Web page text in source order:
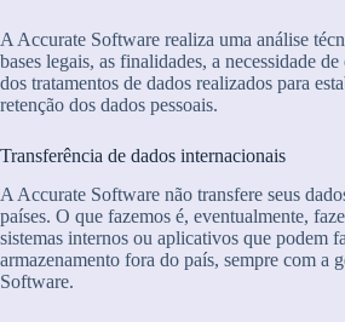
A Accurate Software realiza uma análise
bases legais, as finalidades, a necessidade
dos tratamentos de dados realizados para
retenção dos dados pessoais.
Transferência de dados internacionais
A Accurate Software não transfere seus
países. O que fazemos é, eventualmente,
sistemas internos ou aplicativos que podem
armazenamento fora do país, sempre com a
Software.